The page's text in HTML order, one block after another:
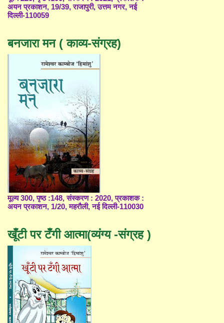
अयन प्रकाशन, 19/39, राजापुरी, उत्तम नगर, नई
दिल्ली-110059
बनजारा मन ( काव्य-संग्रह)
मूल्य 300, पृष्ठ :148, संस्करण : 2020, प्रकाशक :
अयन प्रकाशन, 1/20, महरौली, नई दिल्ली-110030
खूँटी पर टँगी आत्मा(व्यंग्य -संग्रह )